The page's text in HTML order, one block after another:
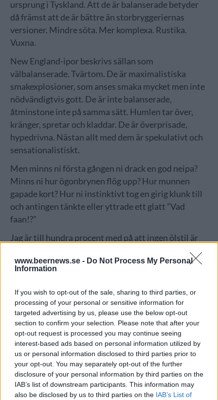
www.beernews.se - Do Not Process My Personal
Information
If you wish to opt-out of the sale, sharing to third parties, or
processing of your personal or sensitive information for
targeted advertising by us, please use the below opt-out
section to confirm your selection. Please note that after your
opt-out request is processed you may continue seeing
interest-based ads based on personal information utilized by
us or personal information disclosed to third parties prior to
your opt-out. You may separately opt-out of the further
disclosure of your personal information by third parties on the
IAB’s list of downstream participants. This information may
also be disclosed by us to third parties on the IAB’s List of
ursprung i Tyskland. Att de är balanserade betyder
då främst att de är bättre än storbryggeriernas
versioner. Mindre söta. Mer komplexa. Rustika.
Vuxna.
New England-ipor beskrivs sällan som
välbalanserade. Tvärtom. De är maximalistiska
smakexplosioner, som anses smaka mycket men inte
nödvändigtvis gott. De är inte balanserade,
åtminstone inte på samma sätt. Humlen tar över,
kränger, spretar och kladdar. De är överprisade,
hypedrivna. Nästan allt med dem är spekulativt och
sensationalistiskt.
Men minns ni första gången ni drack en god neipa?
Minns ni hur ögonbrynen flög upp? Hur munnen
gapade kort? Hur ni instinktivt tog en girig klunk till
och antingen tänkte eller yttrade ett glatt ”Vad
faan!?”
Jag är till hundra procent med på att ingen ölstil är
mer övermättad än hazy neipa. Det är också fullt
rimligt att bryggare, i synnerhet sådana som brygger
exempelvis möter dem på en ölfestival. Den som
bombar sig själv full med dubbel-ipor riskerar att
göra en tidig sorti. Inte bara från festivalen, utan
från, well, all sans och balans.
Jag tror det handlar om autenticitet, som inom alla
kulturyttringar. En maximalistisk och
revolutionerande kulturyttring – oavsett om det
handlar om glamrock, kubism eller dadaism – följs
alltid av en våg av traditionalism. Men båda